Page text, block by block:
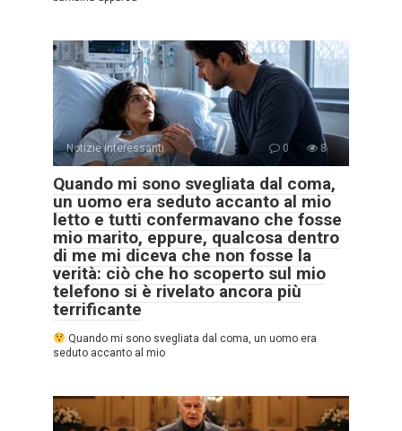
Notizie interessanti 0 8
Quando mi sono svegliata dal coma,
un uomo era seduto accanto al mio
letto e tutti confermavano che fosse
mio marito, eppure, qualcosa dentro
di me mi diceva che non fosse la
verità: ciò che ho scoperto sul mio
telefono si è rivelato ancora più
terrificante
Quando mi sono svegliata dal coma, un uomo era
seduto accanto al mio